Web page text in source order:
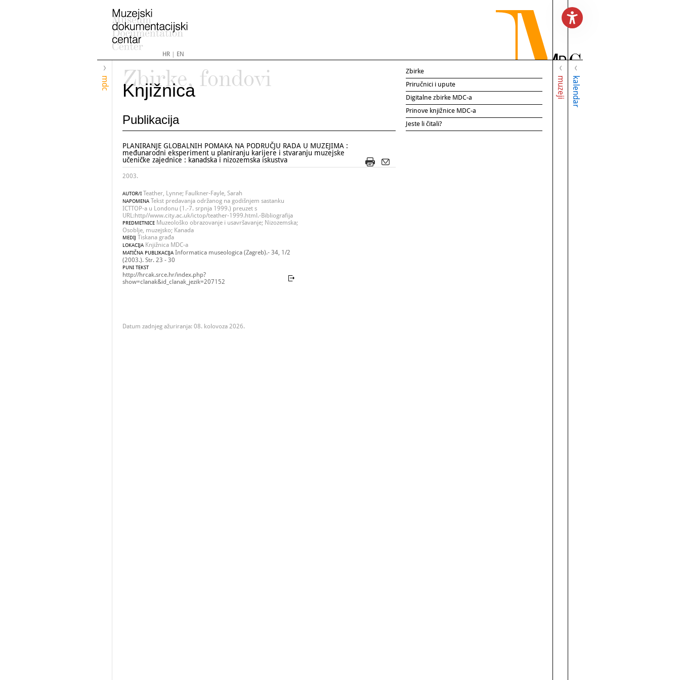
HR| EN
mdc muzeji kalendar
Zbirke, fondovi
Knjižnica
Publikacija
PLANIRANJE GLOBALNIH POMAKA NA PODRUČJU RADA U MUZEJIMA :
međunarodni eksperiment u planiranju karijere i stvaranju muzejske
učeničke zajednice : kanadska i nizozemska iskustva
2003.
AUTOR/I Teather, Lynne; Faulkner-Fayle, Sarah
NAPOMENA Tekst predavanja održanog na godišnjem sastanku
ICTTOP-a u Londonu (1.-7. srpnja 1999.) preuzet s
URL:http//www.city.ac.uk/ictop/teather-1999.html.-Bibliografija
PREDMETNICE Muzeološko obrazovanje i usavršavanje; Nizozemska;
Osoblje, muzejsko; Kanada
MEDIJ Tiskana građa
LOKACIJA Knjižnica MDC-a
MATIČNA PUBLIKACIJA Informatica museologica (Zagreb).- 34, 1/2
(2003.). Str. 23 - 30
PUNI TEKST
http://hrcak.srce.hr/index.php?
show=clanak&id_clanak_jezik=207152
Datum zadnjeg ažuriranja: 08. kolovoza 2026.
Zbirke
Priručnici i upute
Digitalne zbirke MDC-a
Prinove knjižnice MDC-a
Jeste li čitali?